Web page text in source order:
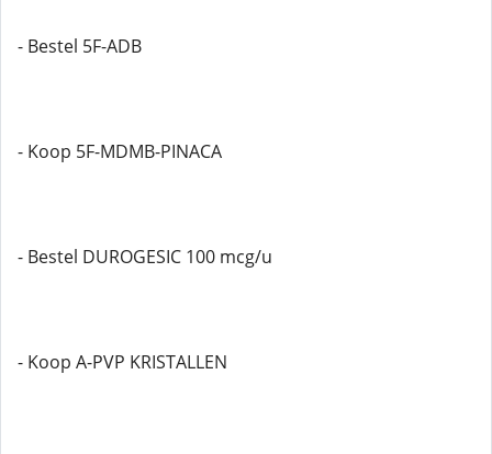
- Bestel 5F-ADB
- Koop 5F-MDMB-PINACA
- Bestel DUROGESIC 100 mcg/u
- Koop A-PVP KRISTALLEN